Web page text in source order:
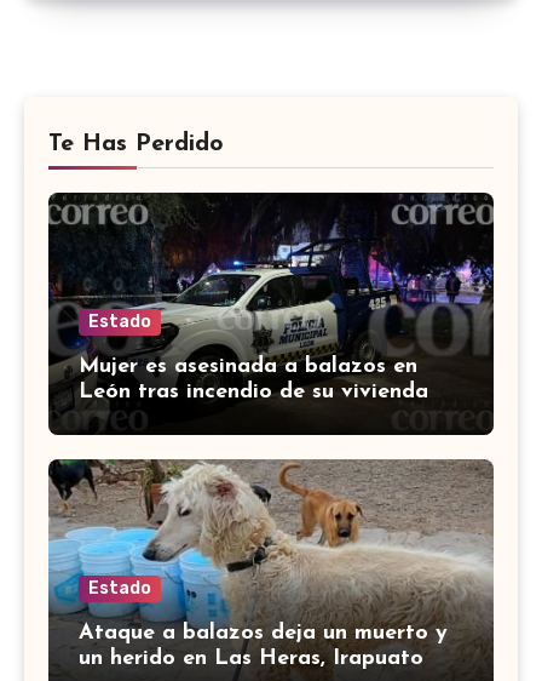
Te Has Perdido
Estado
Mujer es asesinada a balazos en
León tras incendio de su vivienda
con bombas molotov
Estado
Ataque a balazos deja un muerto y
un herido en Las Heras, Irapuato